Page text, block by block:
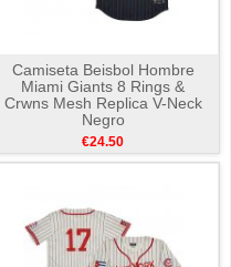
Camiseta Beisbol Hombre
Miami Giants 8 Rings &
Crwns Mesh Replica V-Neck
Negro
€24.50